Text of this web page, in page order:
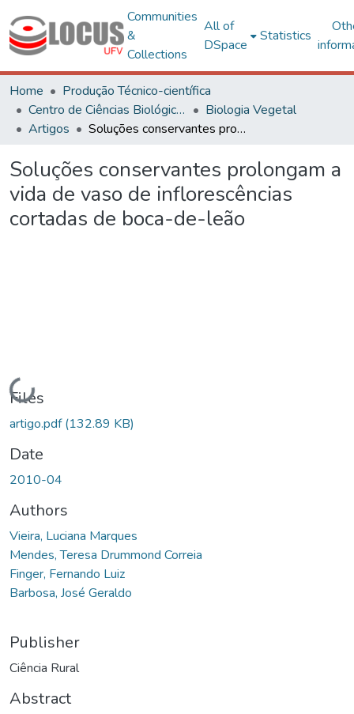
Communities
&
Collections
All of
DSpace
Statistics
Home
Produção Técnico-científica
Centro de Ciências Biológicas e da Saúde
Biologia Vegetal
Artigos
Soluções conservantes prolongam a vida de vaso de inflorescências cortadas de boca-de-leão
Soluções conservantes prolongam a
vida de vaso de inflorescências
cortadas de boca-de-leão
Loading...
Files
artigo.pdf(132.89 KB)
Date
2010-04
Authors
Vieira, Luciana Marques
Mendes, Teresa Drummond Correia
Finger, Fernando Luiz
Barbosa, José Geraldo
Publisher
Ciência Rural
Abstract